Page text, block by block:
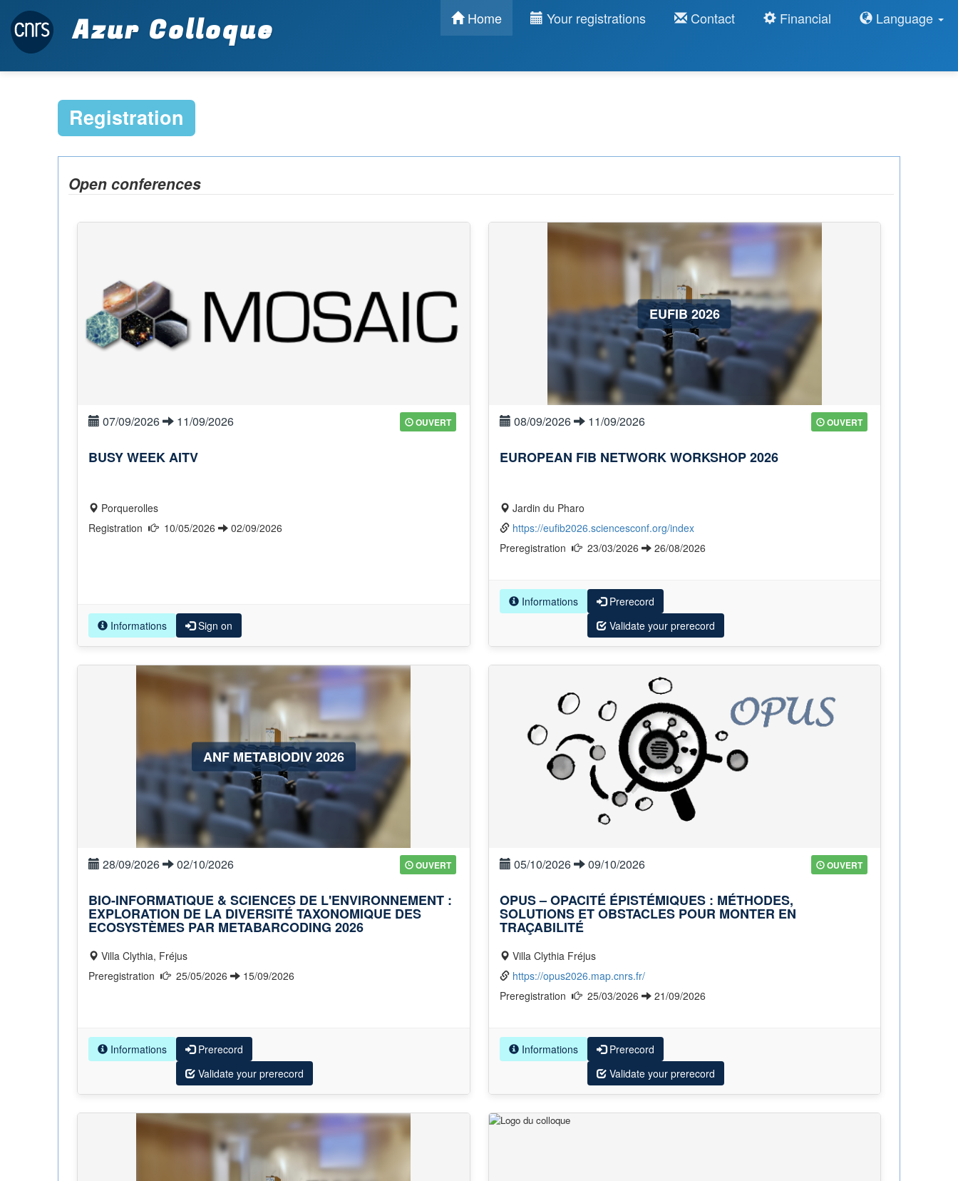
Azur Colloque Home Your registrations Contact Financial Language
Registration
Open conferences
07/09/2026 11/09/2026 OUVERT
BUSY WEEK AITV
Porquerolles
10/05/2026 02/09/2026
Informations Sign on
EUFIB 2026
08/09/2026 11/09/2026 OUVERT
EUROPEAN FIB NETWORK WORKSHOP 2026
Jardin du Pharo
https://eufib2026.sciencesconf.org/index
23/03/2026 26/08/2026
Informations
Prerecord
Validate your prerecord
ANF METABIODIV 2026
28/09/2026 02/10/2026 OUVERT
BIO-INFORMATIQUE & SCIENCES DE L'ENVIRONNEMENT :
EXPLORATION DE LA DIVERSITÉ TAXONOMIQUE DES
ECOSYSTÈMES PAR METABARCODING 2026
Villa Clythia, Fréjus
25/05/2026 15/09/2026
Informations
Prerecord
Validate your prerecord
05/10/2026 09/10/2026 OUVERT
OPUS – OPACITÉ ÉPISTÉMIQUES : MÉTHODES,
SOLUTIONS ET OBSTACLES POUR MONTER EN
TRAÇABILITÉ
Villa Clythia Fréjus
https://opus2026.map.cnrs.fr/
25/03/2026 21/09/2026
Informations
Prerecord
Validate your prerecord